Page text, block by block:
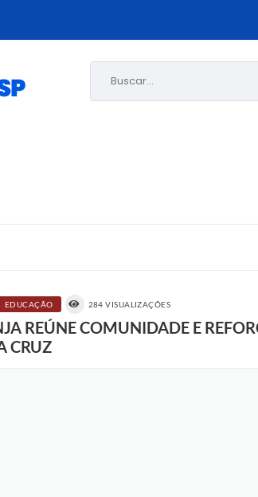
Buscar...
EDUCAÇÃO 284 VISUALIZAÇÕES
REÚNE COMUNIDADE E
CRUZ